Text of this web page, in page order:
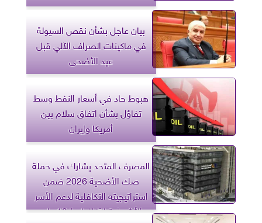
بيان عاجل بشأن نقص السيولة
في ماكينات الصراف الآلي قبل
عيد الأضحى
هبوط حاد في أسعار النفط وسط
تفاؤل بشأن اتفاق سلام بين
أمريكا وإيران
المصرف المتحد يشارك في حملة
صك الأضحية 2026 ضمن
استراتيجيته التكافلية لدعم الأسر
الأشد احتياجًا للعام الـ19 على